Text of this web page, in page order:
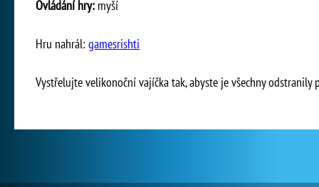
Ovládání hry: myší
Hru nahrál: gamesrishti
Vystřelujte velikonoční vajíčka tak, abyste je všechny odstranily